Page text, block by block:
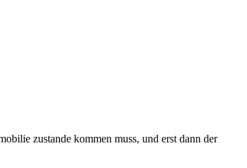
zustande kommen muss, und erst dann der